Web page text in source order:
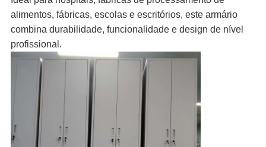
alimentos, fábricas, escolas e escritórios, este armário
combina durabilidade, funcionalidade e design de nível
profissional.